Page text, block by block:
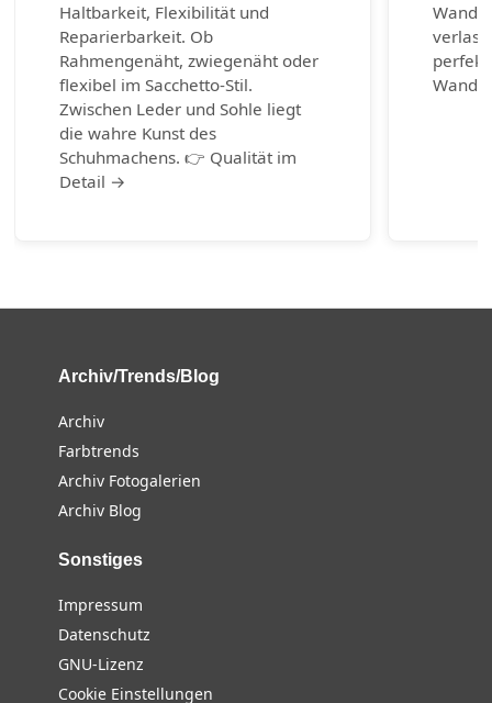
Haltbarkeit, Flexibilität und
Reparierbarkeit. Ob
Rahmengenäht, zwiegenäht oder
flexibel im Sacchetto-Stil.
Zwischen Leder und Sohle liegt
die wahre Kunst des
Schuhmachens. 👉 Qualität im
Detail →
perfekt
Archiv/Trends/Blog
Archiv
Farbtrends
Archiv Fotogalerien
Archiv Blog
Sonstiges
Impressum
Datenschutz
GNU-Lizenz
Cookie Einstellungen